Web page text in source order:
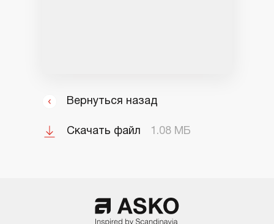
Вернуться назад
Скачать файл 1.08 МБ